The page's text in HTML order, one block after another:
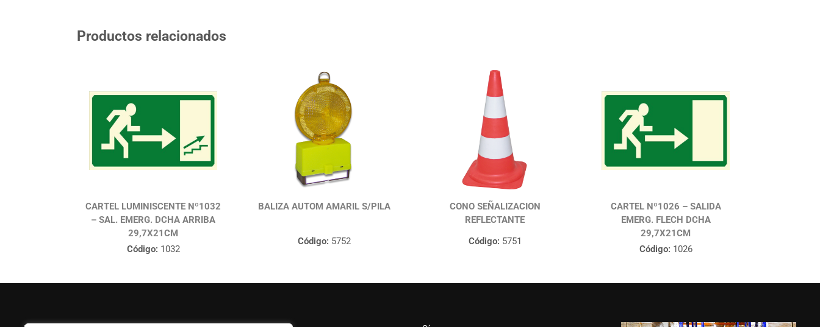
Productos relacionados
CARTEL LUMINISCENTE Nº1032
– SAL. EMERG. DCHA ARRIBA
29,7X21CM
Código: 1032
BALIZA AUTOM AMARIL S/PILA
Código: 5752
CONO SEÑALIZACION
REFLECTANTE
Código: 5751
CARTEL Nº1026 – SALIDA
EMERG. FLECH DCHA
29,7X21CM
Código: 1026